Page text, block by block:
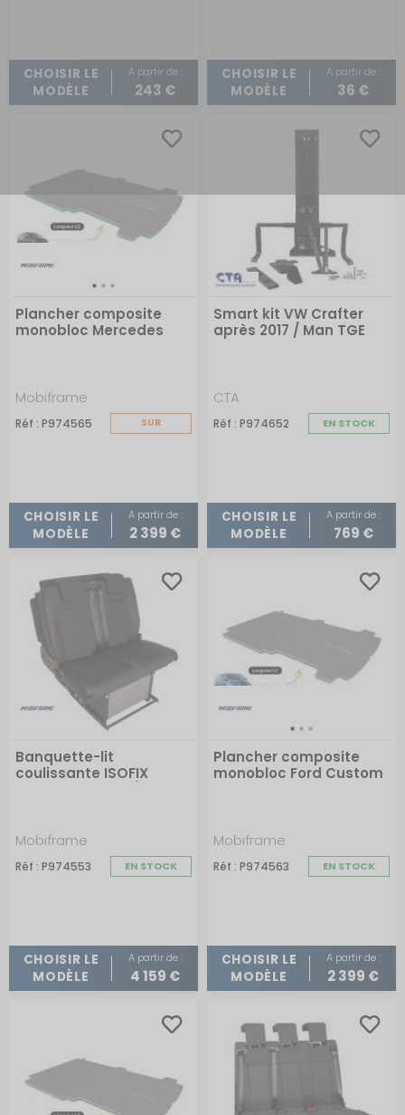
CHOISIR LE
MODÈLE
A partir de :
243 €
CHOISIR LE
MODÈLE
A partir de :
36 €
Plancher composite
monobloc Mercedes
Mobiframe
Réf : P974565
SUR
CHOISIR LE
MODÈLE
A partir de :
2 399 €
Smart kit VW Crafter
après 2017 / Man TGE
CTA
Réf : P974652 EN STOCK
CHOISIR LE
MODÈLE
A partir de :
769 €
Banquette-lit
coulissante ISOFIX
Mobiframe
Réf : P974553 EN STOCK
CHOISIR LE
MODÈLE
A partir de :
4 159 €
Plancher composite
monobloc Ford Custom
Mobiframe
Réf : P974563 EN STOCK
CHOISIR LE
MODÈLE
A partir de :
2 399 €